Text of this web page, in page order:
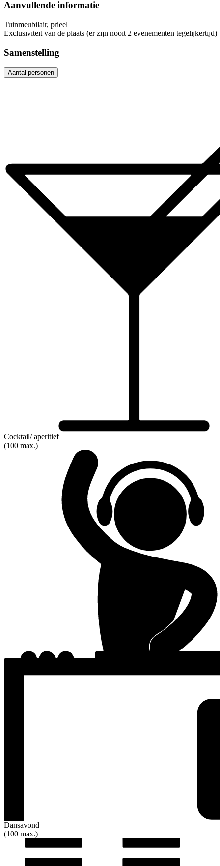
Aanvullende informatie
Tuinmeubilair, prieel
Exclusiviteit van de plaats (er zijn nooit 2 evenementen tegelijkertijd)
Samenstelling
Aantal personen
Cocktail/ aperitief
(100 max.)
Dansavond
(100 max.)